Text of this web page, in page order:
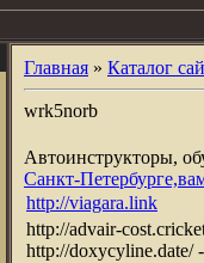
Главная » Каталог
wrk5norb
Автоинструкторы,
Санкт-
http://viagara.link
http://advair-
http://doxycyline.date/